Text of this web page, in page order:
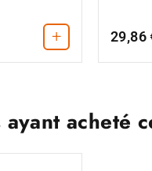
+ 29,86
ayant acheté